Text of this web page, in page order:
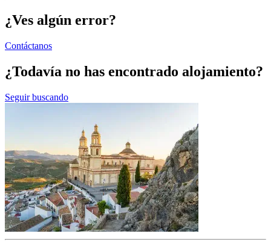
¿Ves algún error?
Contáctanos
¿Todavía no has encontrado alojamiento?
Seguir buscando